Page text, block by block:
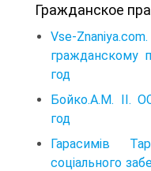
Гражданское
Vse-
гражданскому
год
Бойко.А.М. ІІ.
год
Гарасимів
соціального